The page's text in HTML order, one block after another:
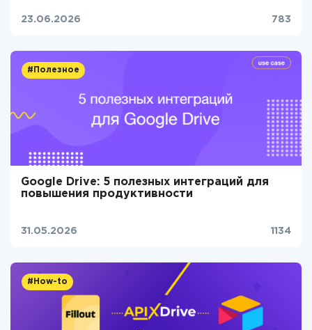
23.06.2026 783
#Полезное
Google Drive: 5 полезных интеграций для
повышения продуктивности
31.05.2026 1134
#How-to